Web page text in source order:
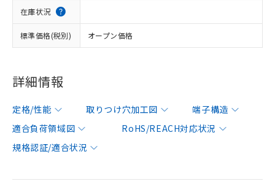
在庫状況
標準価格(税別) オープン価格
詳細情報
定格/性能 取りつけ穴加工図
端子構造
適合負荷領域図
RoHS/REACH対応状況
規格認証/適合状況